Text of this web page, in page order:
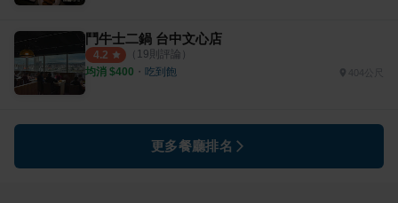
鬥牛士二鍋 台中文心店
4.2 （ 19則評論）
均消 $400 ・ 吃到飽 404公尺
更多餐廳排名